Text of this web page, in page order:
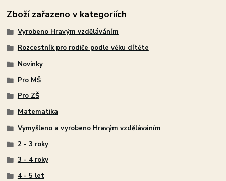
Zboží zařazeno v kategoriích
Vyrobeno Hravým vzděláváním
Rozcestník pro rodiče podle věku dítěte
Novinky
Pro MŠ
Pro ZŠ
Matematika
Vymyšleno a vyrobeno Hravým vzděláváním
2 - 3 roky
3 - 4 roky
4 - 5 let